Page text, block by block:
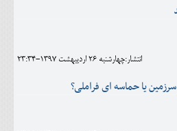
انتشار:چهارشنبه 26 ارديبهشت 1397-23:34
یا حماسه ای فراملی؟